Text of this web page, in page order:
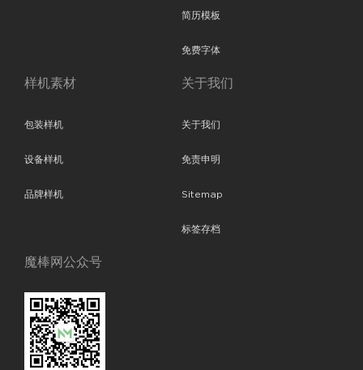
简历模板
免费字体
样机素材
包装样机
设备样机
品牌样机
关于我们
关于我们
免责申明
Sitemap
标签存档
魔棒网公众号